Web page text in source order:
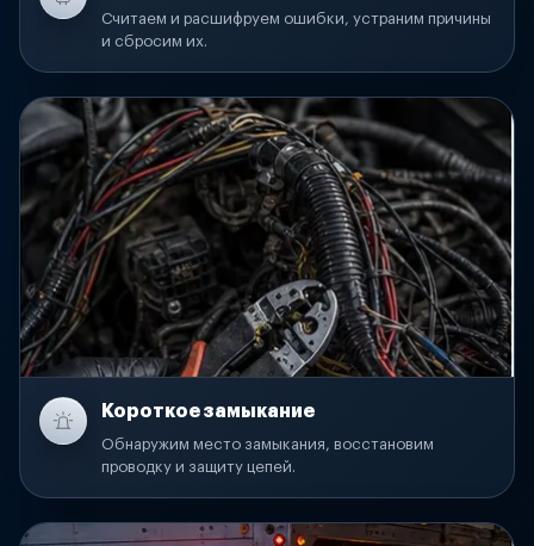
Считаем и расшифруем ошибки, устраним причины
и сбросим их.
Короткое замыкание
Обнаружим место замыкания, восстановим
проводку и защиту цепей.